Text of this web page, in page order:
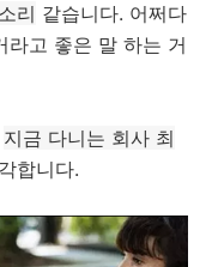
리 같습니다. 어쩌다
라고 좋은 말 하는 거
지금 다니는 회사 최
합니다.